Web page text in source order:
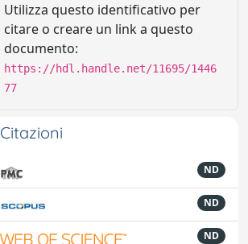
Utilizza questo identificativo per
citare o creare un link a questo
documento:
https://hdl.handle.net/11695/1446
77
Citazioni
ND
ND
ND